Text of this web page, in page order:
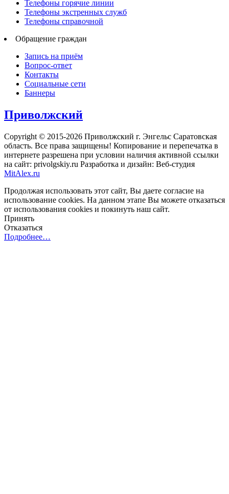
Телефоны горячие линии
Телефоны экстренных служб
Телефоны справочной
Обращение граждан
Запись на приём
Вопрос-ответ
Контакты
Социальные сети
Баннеры
Приволжский
Copyright © 2015-2026 Приволжский г. Энгельс Саратовская
область. Все права защищены! Копирование и перепечатка в
интернете разрешена при условии наличия активной ссылки
на сайт: privolgskiy.ru Разработка и дизайн: Веб-студия
MitAlex.ru
Продолжая использовать этот сайт, Вы даете согласие на
использование cookies. На данном этапе Вы можете отказаться
от использования cookies и покинуть наш сайт.
Принять
Отказаться
Подробнее…